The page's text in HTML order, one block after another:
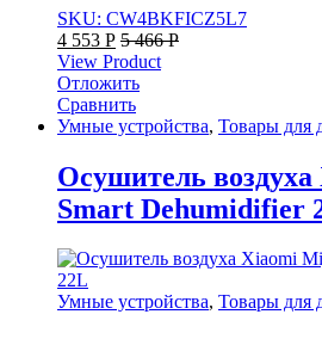
SKU: CW4BKFICZ5L7
4 553 Р 5 466Р
View Product
Отложить
Сравнить
Умные устройства, Товары для
Осушитель
Smart Dehumidifier
Умные устройства, Товары для